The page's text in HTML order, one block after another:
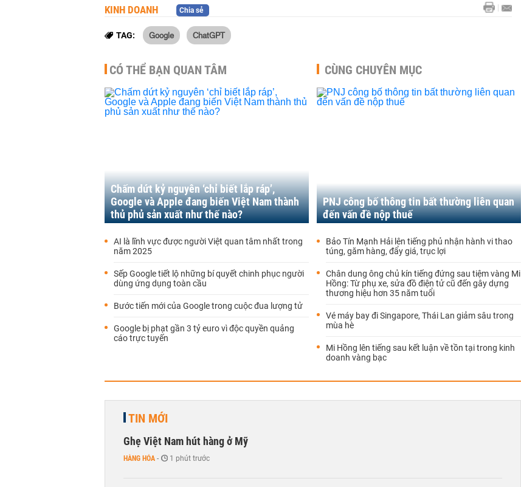
KINH DOANH Chia sẻ
TAG: Google ChatGPT
CÓ THỂ BẠN QUAN TÂM
Chấm dứt kỷ nguyên ‘chỉ biết lắp ráp’,
Google và Apple đang biến Việt Nam thành
thủ phủ sản xuất như thế nào?
AI là lĩnh vực được người Việt quan tâm nhất trong
năm 2025
Sếp Google tiết lộ những bí quyết chinh phục người
dùng ứng dụng toàn cầu
Bước tiến mới của Google trong cuộc đua lượng tử
Google bị phạt gần 3 tỷ euro vì độc quyền quảng
cáo trực tuyến
CÙNG CHUYÊN MỤC
PNJ công bố thông tin bất thường liên quan
đến vấn đề nộp thuế
Bảo Tín Mạnh Hải lên tiếng phủ nhận hành vi thao
túng, găm hàng, đẩy giá, trục lợi
Chân dung ông chủ kín tiếng đứng sau tiệm vàng Mi
Hồng: Từ phụ xe, sửa đồ điện tử cũ đến gây dựng
thương hiệu hơn 35 năm tuổi
Vé máy bay đi Singapore, Thái Lan giảm sâu trong
mùa hè
Mi Hồng lên tiếng sau kết luận về tồn tại trong kinh
doanh vàng bạc
TIN MỚI
Ghẹ Việt Nam hút hàng ở Mỹ
HÀNG HÓA - 1 phút trước